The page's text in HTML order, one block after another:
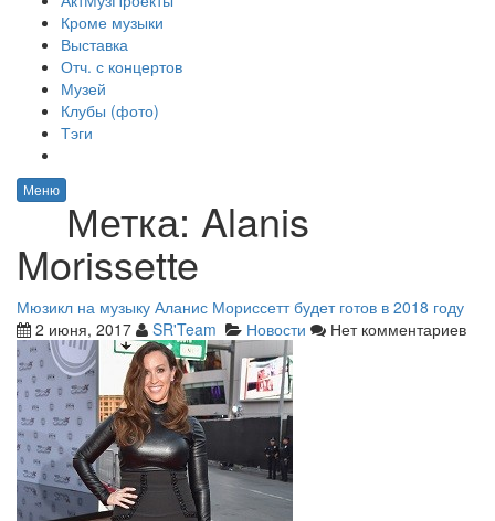
Кроме музыки
Выставка
Отч. с концертов
Музей
Клубы (фото)
Тэги
Меню
Метка: Alanis
Morissette
Мюзикл на музыку Аланис Мориссетт будет готов в 2018 году
2 июня, 2017
SR'Team Новости Нет комментариев